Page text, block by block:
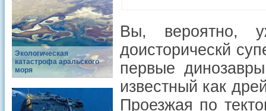
Экологическая
катастрофа аральского
моря
Вы, вероятно,
доисторическй
первые
известный как
Проезжая по